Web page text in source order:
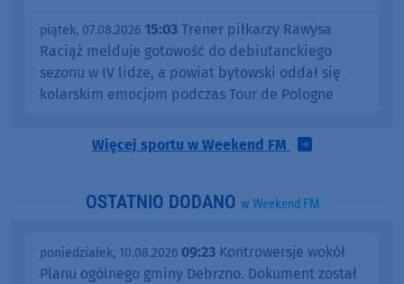
piątek, 07.08.2026 15:03 Trener piłkarzy Rawysa
Raciąż melduje gotowość do debiutanckiego
sezonu w IV lidze, a powiat bytowski oddał się
kolarskim emocjom podczas Tour de Pologne
Więcej sportu w Weekend FM
OSTATNIO DODANO w Weekend FM
poniedziałek, 10.08.2026 09:23 Kontrowersje wokół
Planu ogólnego gminy Debrzno. Dokument został